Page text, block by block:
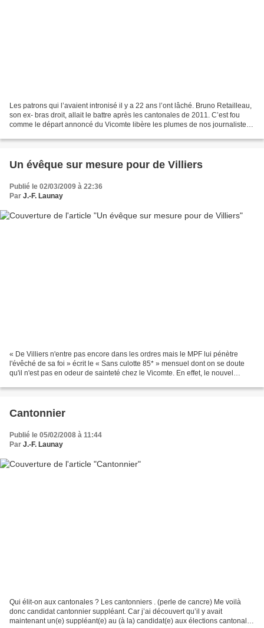
Les patrons qui l’avaient intronisé il y a 22 ans l’ont lâché. Bruno Retailleau,
son ex- bras droit, allait le battre après les cantonales de 2011. C’est fou
comme le départ annoncé du Vicomte libère les plumes de nos journalistes
Un évêque sur mesure pour de Villiers
Publié le 02/03/2009 à 22:36
Par J.-F. Launay
« De Villiers n'entre pas encore dans les ordres mais le MPF lui pénètre
l'évêché de sa foi » écrit le « Sans culotte 85* » mensuel dont on se doute
qu'il n'est pas en odeur de sainteté chez le Vicomte. En effet, le nouvel
Cantonnier
Publié le 05/02/2008 à 11:44
Par J.-F. Launay
Qui élit-on aux cantonales ? Les cantonniers . (perle de cancre) Me voilà
donc candidat cantonnier suppléant. Car j’ai découvert qu’il y avait
maintenant un(e) suppléant(e) au (à la) candidat(e) aux élections cantonales